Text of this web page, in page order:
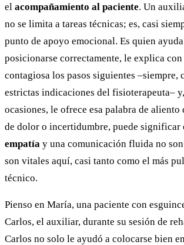
el acompañamiento al paciente. Un
no se limita a tareas técnicas; es, casi
punto de apoyo emocional. Es quien
posicionarse correctamente, le explica con
contagiosa los pasos siguientes –siempre,
estrictas indicaciones del fisioterapeuta–
ocasiones, le ofrece esa palabra de aliento
de dolor o incertidumbre, puede significar
empatía y una comunicación fluida no son
son vitales aquí, casi tanto como el más
técnico.
Pienso en María, una paciente con
Carlos, el auxiliar, durante su sesión de
Carlos no solo le ayudó a colocarse bien